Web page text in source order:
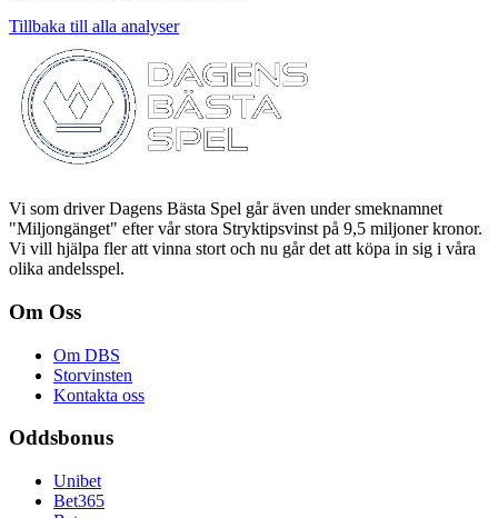
Tillbaka till alla analyser
Vi som driver Dagens Bästa Spel går även under smeknamnet
"Miljongänget" efter vår stora Stryktipsvinst på 9,5 miljoner kronor.
Vi vill hjälpa fler att vinna stort och nu går det att köpa in sig i våra
olika andelsspel.
Om Oss
Om DBS
Storvinsten
Kontakta oss
Oddsbonus
Unibet
Bet365